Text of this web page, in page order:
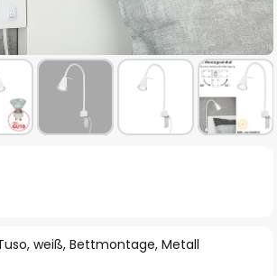
weiß, Bettmontage, Metall